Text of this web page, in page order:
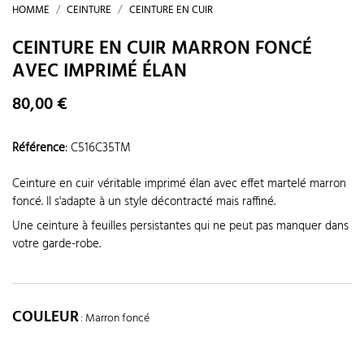
HOMME CEINTURE CEINTURE EN CUIR
CEINTURE EN CUIR MARRON FONCÉ
AVEC IMPRIMÉ ÉLAN
80,00 €
Référence:C516C35TM
Ceinture en cuir véritable imprimé élan avec effet martelé marron
foncé. Il s'adapte à un style décontracté mais raffiné.
Une ceinture à feuilles persistantes qui ne peut pas manquer dans
votre garde-robe.
COULEUR: Marron foncé